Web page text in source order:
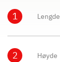
1 Lengde
2 Høyde